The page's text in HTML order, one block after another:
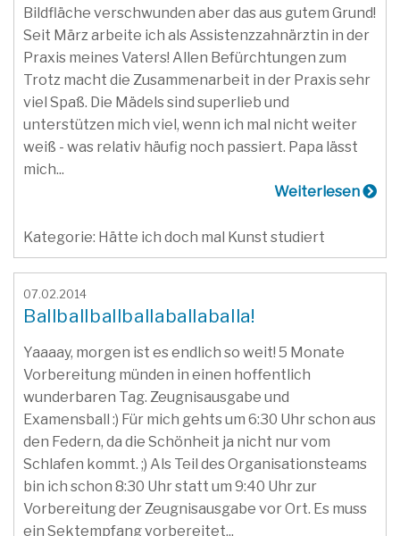
Bildfläche verschwunden aber das aus gutem Grund!
Seit März arbeite ich als Assistenzzahnärztin in der
Praxis meines Vaters! Allen Befürchtungen zum
Trotz macht die Zusammenarbeit in der Praxis sehr
viel Spaß. Die Mädels sind superlieb und
unterstützen mich viel, wenn ich mal nicht weiter
weiß - was relativ häufig noch passiert. Papa lässt
mich...
Weiterlesen
Kategorie: Hätte ich doch mal Kunst studiert
07.02.2014
Ballballballballaballaballa!
Yaaaay, morgen ist es endlich so weit! 5 Monate
Vorbereitung münden in einen hoffentlich
wunderbaren Tag. Zeugnisausgabe und
Examensball :) Für mich gehts um 6:30 Uhr schon aus
den Federn, da die Schönheit ja nicht nur vom
Schlafen kommt. ;) Als Teil des Organisationsteams
bin ich schon 8:30 Uhr statt um 9:40 Uhr zur
Vorbereitung der Zeugnisausgabe vor Ort. Es muss
ein Sektempfang vorbereitet...